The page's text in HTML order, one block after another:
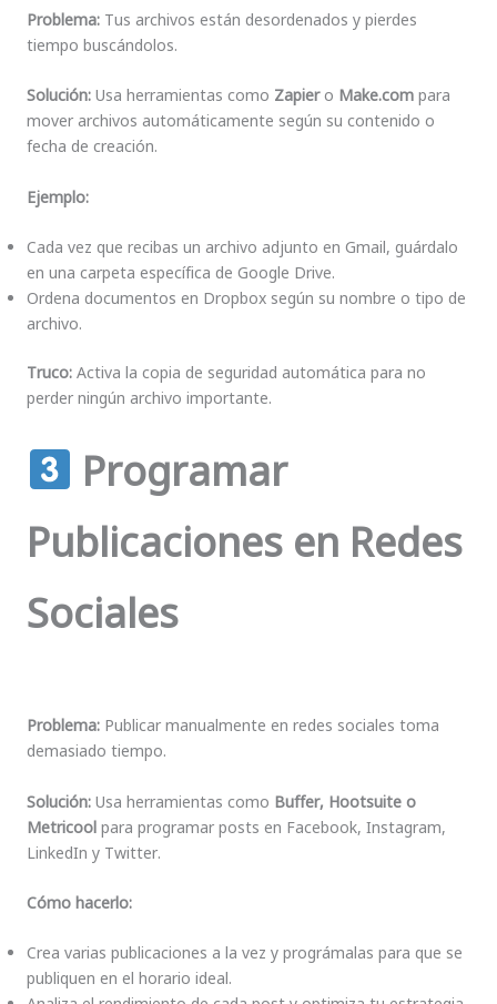
Problema: Tus archivos están desordenados y pierdes
tiempo buscándolos.
Solución: Usa herramientas como Zapiero Make.com para
mover archivos automáticamente según su contenido o
fecha de creación.
Ejemplo:
Cada vez que recibas un archivo adjunto en Gmail, guárdalo
en una carpeta específica de Google Drive.
Ordena documentos en Dropbox según su nombre o tipo de
archivo.
Truco: Activa la copia de seguridad automática para no
perder ningún archivo importante.
Programar
Publicaciones en Redes
Sociales
Problema: Publicar manualmente en redes sociales toma
demasiado tiempo.
Solución: Usa herramientas como Buffer, Hootsuite o
Metricool para programar posts en Facebook, Instagram,
LinkedIn y Twitter.
Cómo hacerlo:
Crea varias publicaciones a la vez y prográmalas para que se
publiquen en el horario ideal.